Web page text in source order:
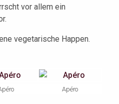
vor allem ein
vegetarische Happen.
Apéro